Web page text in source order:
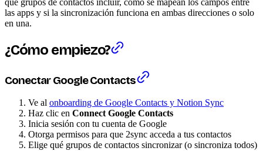
las apps y si la sincronización funciona en ambas direcciones o solo
en una.
¿Cómo empiezo?
Conectar Google Contacts
Ve al onboarding de Google Contacts y Notion Sync
Haz clic en Connect Google Contacts
Inicia sesión con tu cuenta de Google
Otorga permisos para que 2sync acceda a tus contactos
Elige qué grupos de contactos sincronizar (o sincroniza todos)